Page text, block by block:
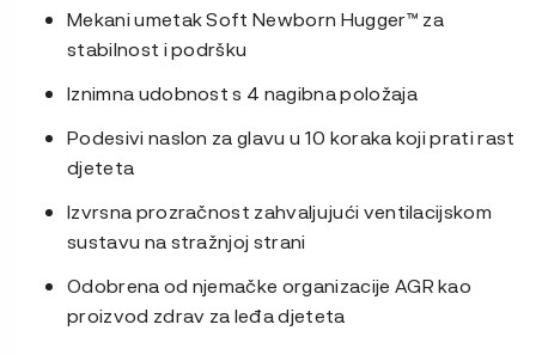
Mekani umetak Soft Newborn Hugger™ za
stabilnost i podršku
Iznimna udobnost s 4 nagibna položaja
Podesivi naslon za glavu u 10 koraka koji prati rast
djeteta
Izvrsna prozračnost zahvaljujući ventilacijskom
sustavu na stražnjoj strani
Odobrena od njemačke organizacije AGR kao
proizvod zdrav za leđa djeteta